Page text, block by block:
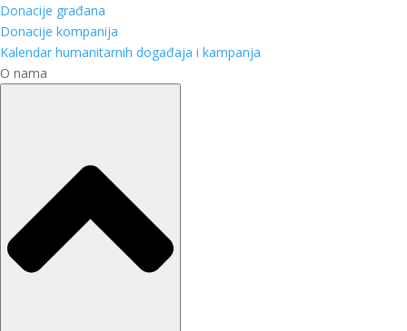
Donacije građana
Donacije kompanija
Kalendar humanitarnih događaja i kampanja
O nama